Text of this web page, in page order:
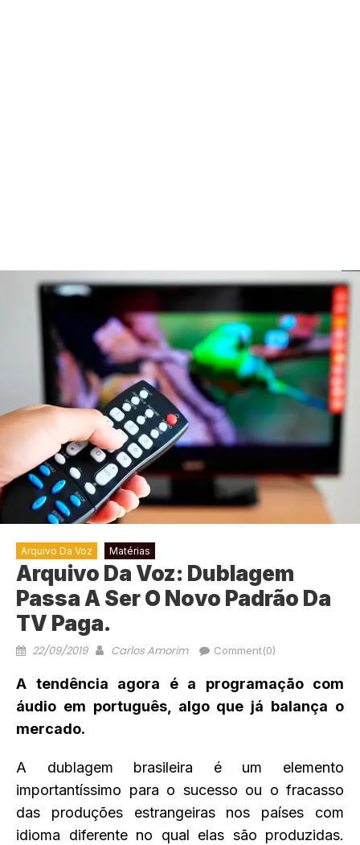
Arquivo Da Voz Matérias
Arquivo Da Voz: Dublagem
Passa A Ser O Novo Padrão Da
TV Paga.
22/09/2019 Carlos Amorim Comment(0)
A tendência agora é a programação com
áudio em português, algo que já balança o
mercado.
A dublagem brasileira é um elemento
importantíssimo para o sucesso ou o fracasso
das produções estrangeiras nos países com
idioma diferente no qual elas são produzidas.